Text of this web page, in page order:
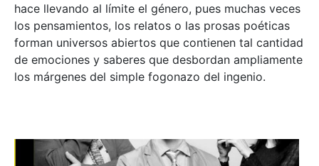
hace llevando al límite el género, pues muchas veces
los pensamientos, los relatos o las prosas poéticas
forman universos abiertos que contienen tal cantidad
de emociones y saberes que desbordan ampliamente
los márgenes del simple fogonazo del ingenio.